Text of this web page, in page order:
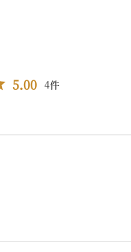
5.00 4